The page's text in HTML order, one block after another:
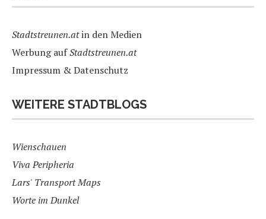
Stadtstreunen.atin den Medien
Werbung aufStadtstreunen.at
Impressum & Datenschutz
WEITERE STADTBLOGS
Wienschauen
Viva Peripheria
Lars' Transport Maps
Worte im Dunkel